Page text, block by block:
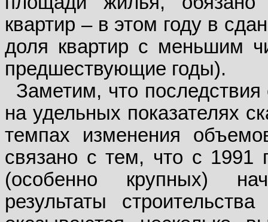
квартир – в этом году в
доля квартир с меньшим
предшествующие годы).
Заметим, что
на удельных показателях
темпах изменения
связано с тем, что с 1991
(особенно крупных)
результаты